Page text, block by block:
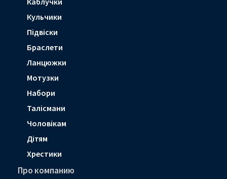
Кульчики
Підвіски
Браслети
Ланцюжки
Мотузки
Набори
Талісмани
Чоловікам
Дітям
Хрестики
Про компанию